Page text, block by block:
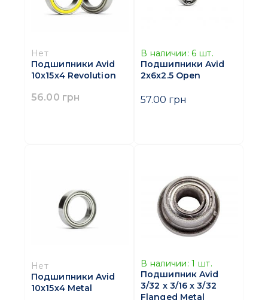
Нет
Подшипники Avid
10x15x4 Revolution
56.00 грн
В наличии: 6 шт.
Подшипники Avid
2x6x2.5 Open
57.00 грн
Нет
Подшипники Avid
10x15x4 Metal
В наличии: 1 шт.
Подшипник Avid
3/32 x 3/16 x 3/32
Flanged Metal